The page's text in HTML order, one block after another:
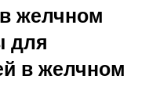
Камни в почках
желчном
для
в желчном